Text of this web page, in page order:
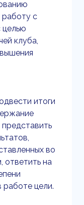
работу с
клуба,
итоги
во
ответить на
цели.